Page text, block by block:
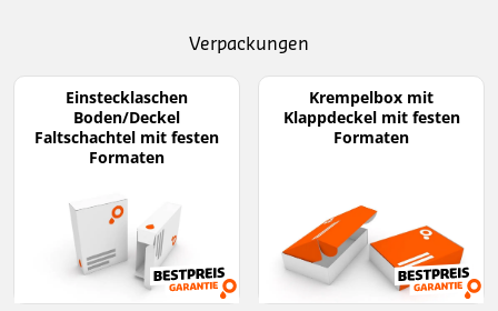
Verpackungen
Einstecklaschen
Boden/Deckel
Faltschachtel mit festen
Formaten
Krempelbox mit
Klappdeckel mit festen
Formaten